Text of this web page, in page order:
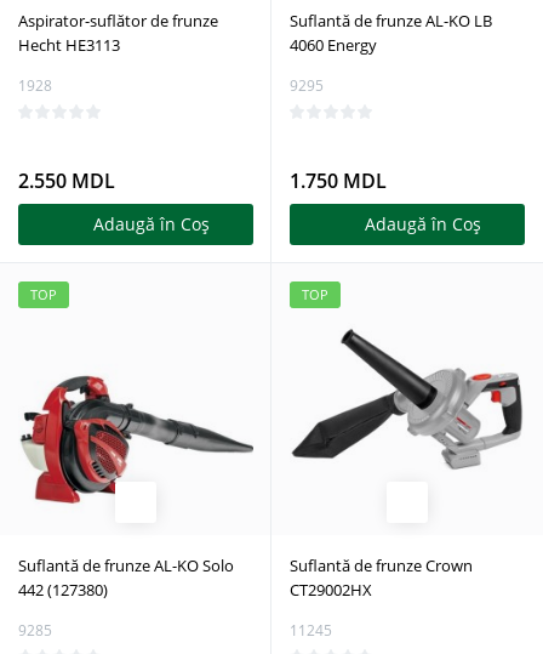
Aspirator-suflător de frunze
Hecht HE3113
1928
2.550 MDL
Adaugă în Coş
Suflantă de frunze AL-KO LB
4060 Energy
9295
1.750 MDL
Adaugă în Coş
TOP
Suflantă de frunze AL-KO Solo
442 (127380)
9285
TOP
Suflantă de frunze Crown
CT29002HX
11245